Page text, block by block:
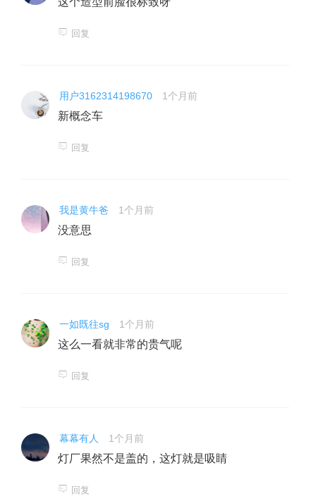
回复
用户3162314198670 1个月前
新概念车
回复
我是黄牛爸 1个月前
没意思
回复
一如既往sg 1个月前
这么一看就非常的贵气呢
回复
幕幕有人 1个月前
灯厂果然不是盖的，这灯就是吸睛
回复